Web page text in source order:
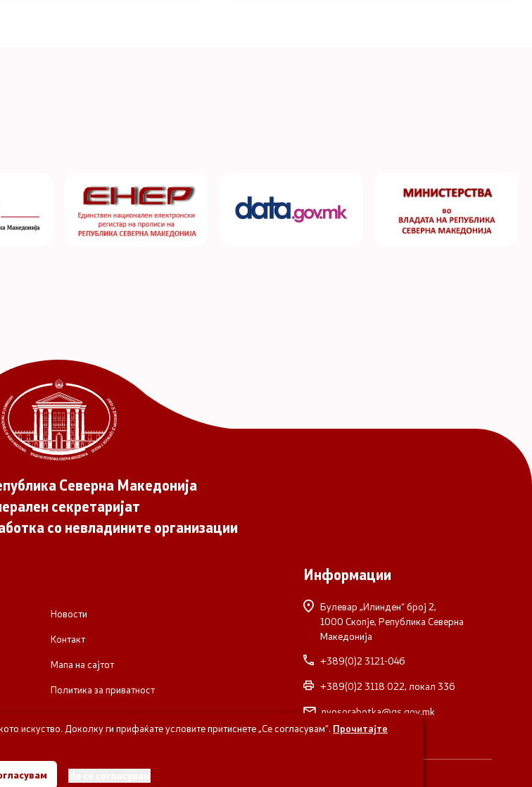
Северна Македонија
секретаријат
со невладините организации
Новости
Контакт
Мапа на сајтот
Политика за приватност
Информации
Булевар „Илинден“ број 2,
1000 Скопје, Република Северна
Македонија
+389(0)2 3121-046
+389(0)2 3118 022, локал 336
nvosorabotka@gs.gov.mk
организации - Влада на Република Северна Македонија
искуство. Доколку ги прифаќате условите притиснете „Се согласувам“. Прочитајте